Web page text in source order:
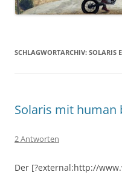
SCHLAGWORTARCHIV: SOLARIS
Solaris mit human
2 Antworten
Der [?external:http://